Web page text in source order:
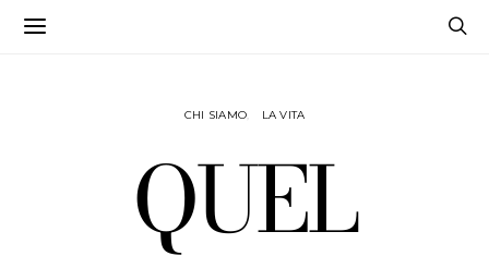
CHI SIAMO LA VITA
QUEL